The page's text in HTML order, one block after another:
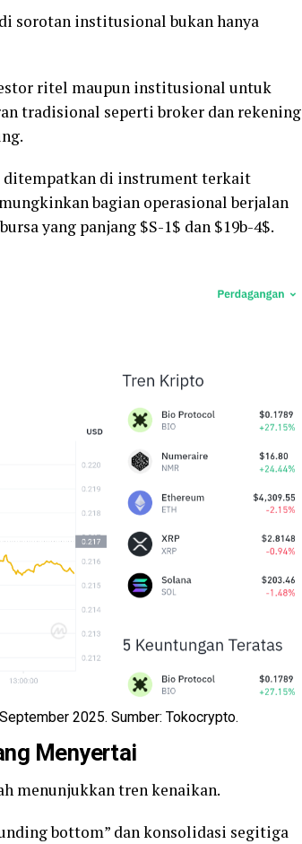
sorotan institusional bukan hanya
ritel maupun institusional untuk
tradisional seperti broker dan rekening
ditempatkan di instrument terkait
bagian operasional berjalan
yang panjang $S-1$ dan $19b-4$.
2025. Sumber: Tokocrypto.
Menyertai
menunjukkan tren kenaikan.
bottom” dan konsolidasi segitiga